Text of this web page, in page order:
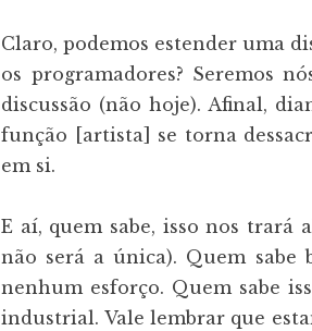
Claro, podemos estender uma
os programadores? Seremos
discussão (não hoje). Afinal,
função [artista] se torna
em si.
E aí, quem sabe, isso nos
não será a única). Quem sabe
nenhum esforço. Quem sabe
industrial. Vale lembrar que